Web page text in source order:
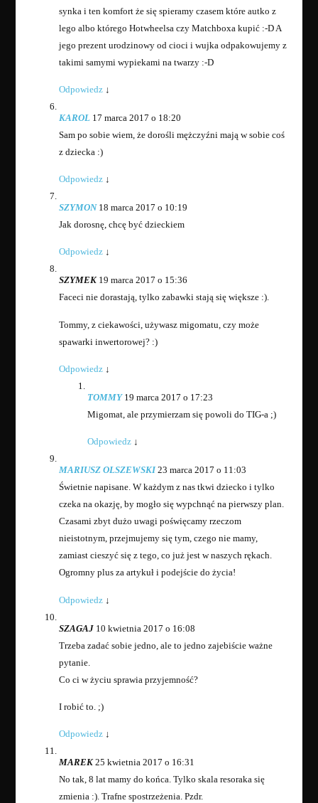
synka i ten komfort że się spieramy czasem które autko z
lego albo którego Hotwheelsa czy Matchboxa kupić :-D A
jego prezent urodzinowy od cioci i wujka odpakowujemy z
takimi samymi wypiekami na twarzy :-D
Odpowiedz ↓
KAROL 17 marca 2017 o 18:20
Sam po sobie wiem, że dorośli mężczyźni mają w sobie coś
z dziecka :)
Odpowiedz ↓
SZYMON 18 marca 2017 o 10:19
Jak dorosnę, chcę być dzieckiem
Odpowiedz ↓
SZYMEK 19 marca 2017 o 15:36
Faceci nie dorastają, tylko zabawki stają się większe :).
Tommy, z ciekawości, używasz migomatu, czy może
spawarki inwertorowej? :)
Odpowiedz ↓
TOMMY 19 marca 2017 o 17:23
Migomat, ale przymierzam się powoli do TIG-a ;)
Odpowiedz ↓
MARIUSZ OLSZEWSKI 23 marca 2017 o 11:03
Świetnie napisane. W każdym z nas tkwi dziecko i tylko
czeka na okazję, by mogło się wypchnąć na pierwszy plan.
Czasami zbyt dużo uwagi poświęcamy rzeczom
nieistotnym, przejmujemy się tym, czego nie mamy,
zamiast cieszyć się z tego, co już jest w naszych rękach.
Ogromny plus za artykuł i podejście do życia!
Odpowiedz ↓
SZAGAJ 10 kwietnia 2017 o 16:08
Trzeba zadać sobie jedno, ale to jedno zajebiście ważne
pytanie.
Co ci w życiu sprawia przyjemność?
I robić to. ;)
Odpowiedz ↓
MAREK25 kwietnia 2017 o 16:31
No tak, 8 lat mamy do końca. Tylko skala resoraka się
zmienia :). Trafne spostrzeżenia. Pzdr.